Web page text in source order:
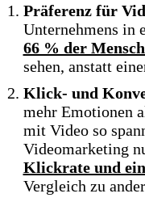
Präferenz für
Unternehmens in
66 % der
sehen, anstatt
Klick- und
mehr Emotionen
mit Video so
Videomarketing
Klickrate und
Vergleich zu